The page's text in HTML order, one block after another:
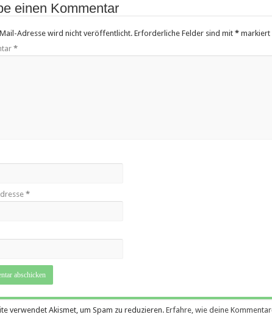
einen Kommentar
Adresse wird nicht veröffentlicht. Erforderliche Felder sind mit *markiert
*
*
verwendet Akismet, um Spam zu reduzieren. Erfahre, wie deine